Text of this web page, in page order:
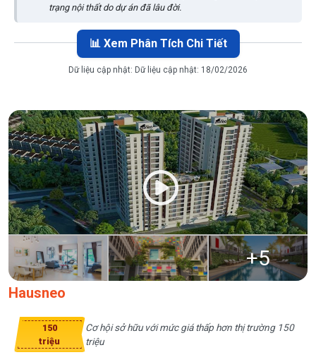
trạng nội thất do dự án đã lâu đời.
📊 Xem Phân Tích Chi Tiết
Dữ liệu cập nhật: Dữ liệu cập nhật: 18/02/2026
+5
Hausneo
150
triệu
Cơ hội sở hữu với mức giá thấp hơn thị trường 150
triệu